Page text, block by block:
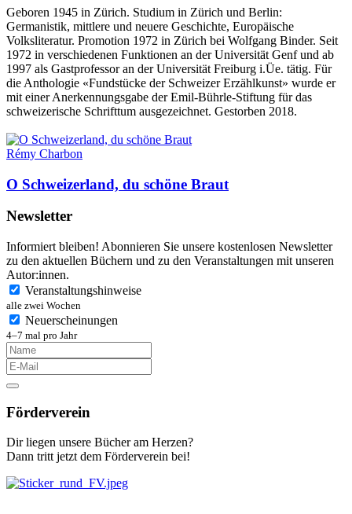
Geboren 1945 in Zürich. Studium in Zürich und Berlin:
Germanistik, mittlere und neuere Geschichte, Europäische
Volksliteratur. Promotion 1972 in Zürich bei Wolfgang Binder. Seit
1972 in verschiedenen Funktionen an der Universität Genf und ab
1997 als Gastprofessor an der Universität Freiburg i.Üe. tätig. Für
die Anthologie «Fundstücke der Schweizer Erzählkunst» wurde er
mit einer Anerkennungsgabe der Emil-Bührle-Stiftung für das
schweizerische Schrifttum ausgezeichnet. Gestorben 2018.
Rémy Charbon
O Schweizerland, du schöne Braut
Newsletter
Informiert bleiben! Abonnieren Sie unsere kostenlosen Newsletter
zu den aktuellen Büchern und zu den Veranstaltungen mit unseren
Autor:innen.
Veranstaltungshinweise
alle zwei Wochen
Neuerscheinungen
4–7 mal pro Jahr
Förderverein
Dir liegen unsere Bücher am Herzen?
Dann tritt jetzt dem Förderverein bei!